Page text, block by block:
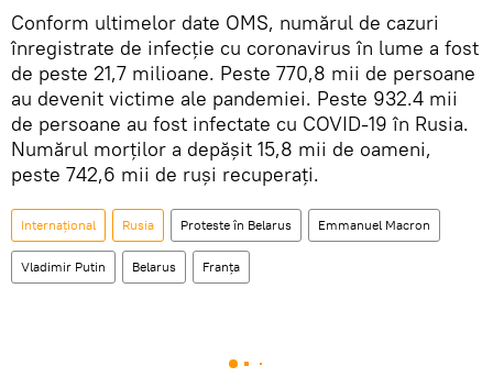
Conform ultimelor date OMS, numărul de cazuri
înregistrate de infecție cu coronavirus în lume a fost
de peste 21,7 milioane. Peste 770,8 mii de persoane
au devenit victime ale pandemiei. Peste 932.4 mii
de persoane au fost infectate cu COVID-19 în Rusia.
Numărul morților a depășit 15,8 mii de oameni,
peste 742,6 mii de ruși recuperați.
Internaţional Rusia Proteste în Belarus Emmanuel Macron
Vladimir Putin Belarus Franţa